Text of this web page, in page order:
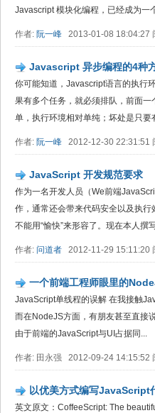
Javascript 模块化编程，已经成为一
作者: 阮一峰 2013-01-08 18:04:27
Javascript 异步编程的4种
你可能知道，Javascript语言的执行
果有多个任务，就必须排队，前面
单，执行环境相对单纯；坏处是只要
作者: 阮一峰 2012-12-30 22:31:51
JavaScript 开发规范要求
作为一名开发人员（We前端
作，通常还会带来代码安全以及执
不能用“愉快”来形容了。现在本人
作者: 问道者 2012-11-29 15:11:20
一个前端工程师眼里的
JavaScript单线程的误解 在我接触
而在NodeJS方面，有朋友甚至直接
由于前端的JavaScript与UI占据同...
作者: 田永强 2012-09-24 14:15:52
以优美方式编写JavaScript
英文原文：CoffeeScript: The